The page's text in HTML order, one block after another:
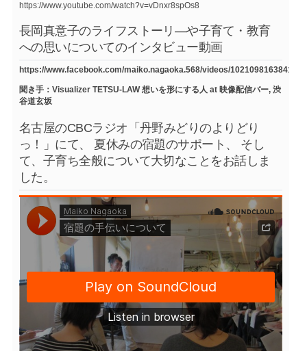
https://www.youtube.com/watch?v=vDnxr8spOs8
長岡真意子のライフストーリ―や子育て・教育
への思いについてのインタビュー動画
https://www.facebook.com/maiko.nagaoka.568/videos/
聞き手：Visualizer TETSU-LAW 想いを形にする人 at 映像配信バー, 渋
谷道玄坂
名古屋のCBCラジオ「丹野みどりのよりどり
っ！」にて、 夏休みの宿題のサポート、 そし
て、子育ち全般について大切なことをお話しま
した。